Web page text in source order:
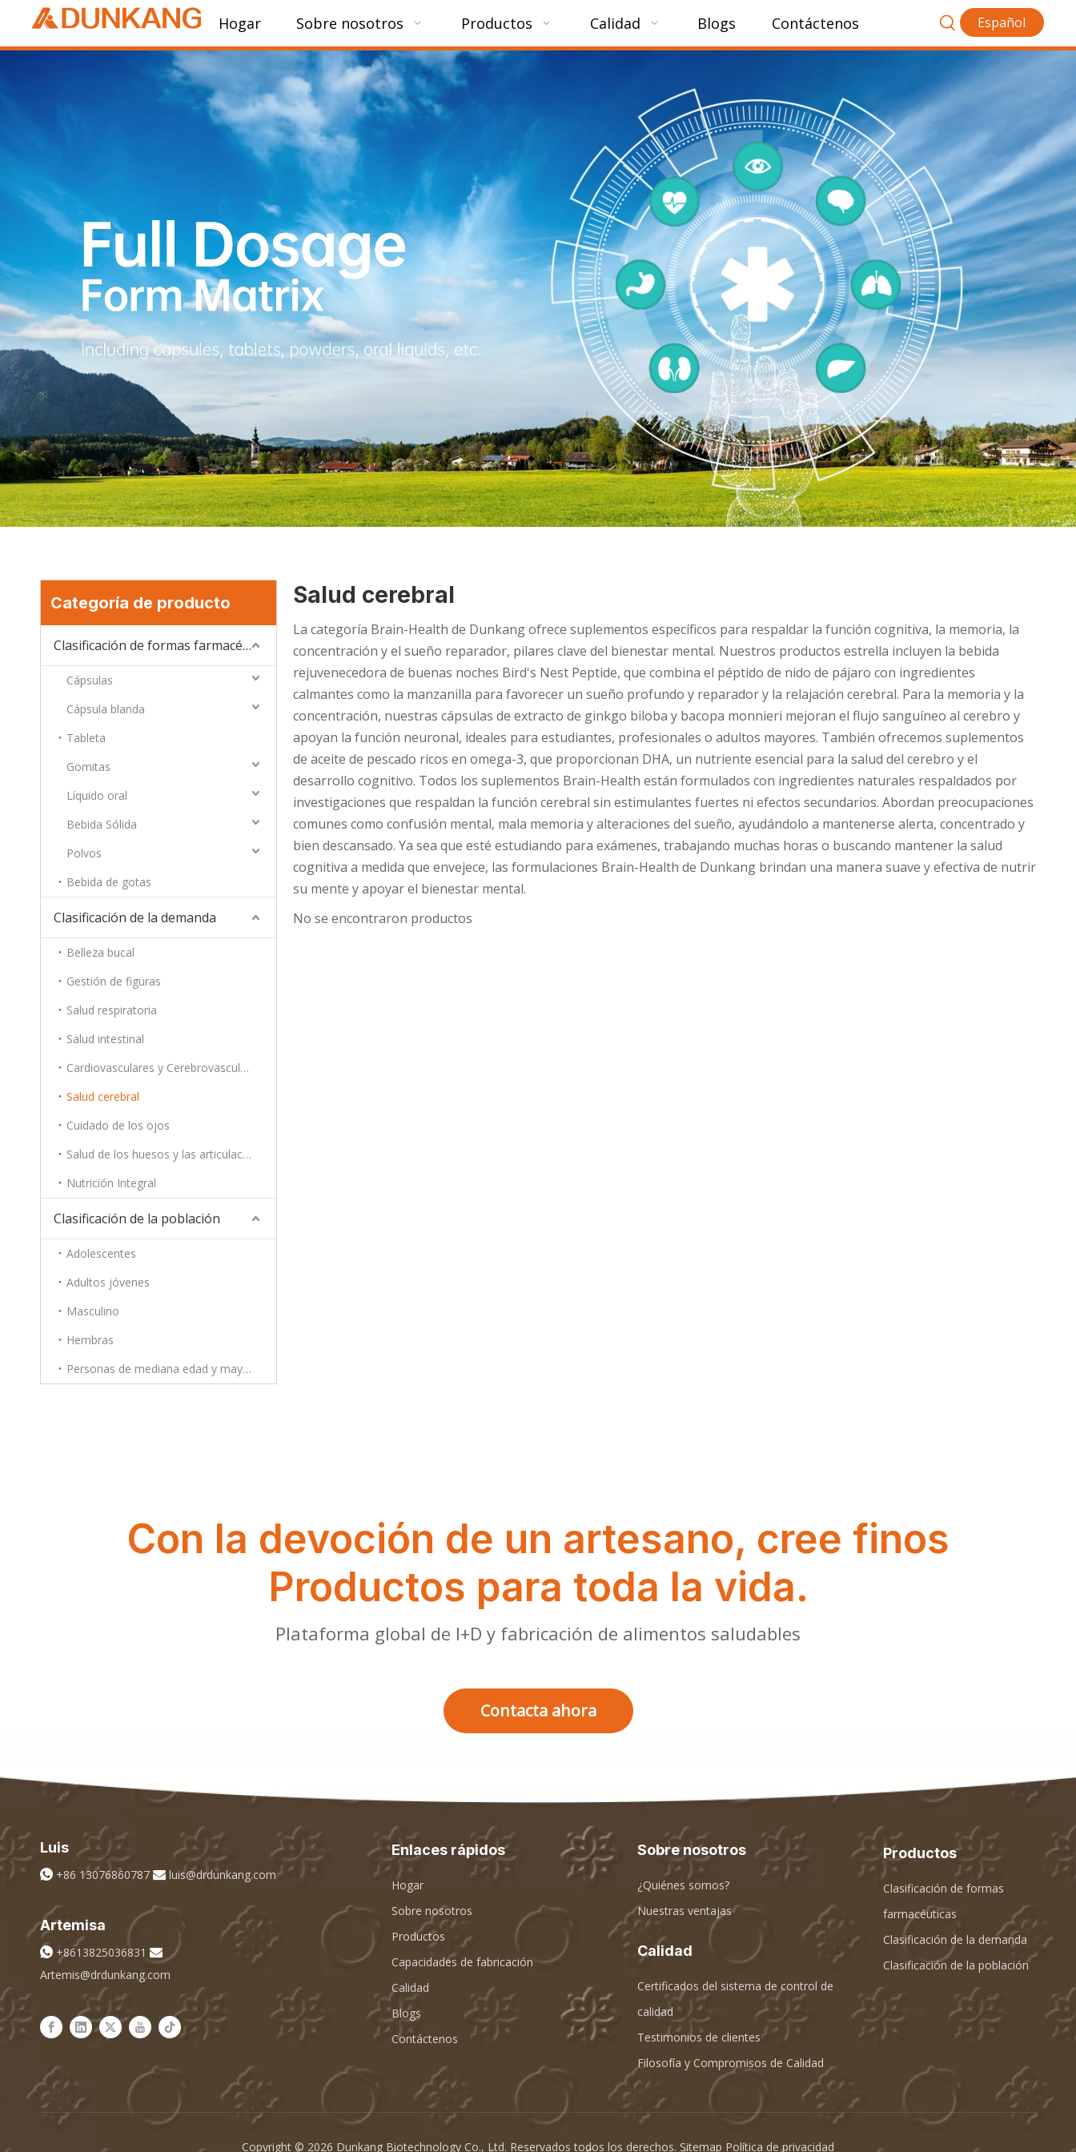
Hogar Sobre nosotros Productos Calidad Blogs Contáctenos Español
Categoría de producto
Clasificación de formas farmacéuticas
Cápsulas
Cápsula blanda
Tableta
Gomitas
Líquido oral
Bebida Sólida
Polvos
Bebida de gotas
Clasificación de la demanda
Belleza bucal
Gestión de figuras
Salud respiratoria
Salud intestinal
Cardiovasculares y Cerebrovasculares
Salud cerebral
Cuidado de los ojos
Salud de los huesos y las articulaciones
Nutrición Integral
Clasificación de la población
Adolescentes
Adultos jóvenes
Masculino
Hembras
Personas de mediana edad y mayores
Salud cerebral
La categoría Brain-Health de Dunkang ofrece suplementos específicos para respaldar la función cognitiva, la memoria, la
concentración y el sueño reparador, pilares clave del bienestar mental. Nuestros productos estrella incluyen la bebida
rejuvenecedora de buenas noches Bird's Nest Peptide, que combina el péptido de nido de pájaro con ingredientes
calmantes como la manzanilla para favorecer un sueño profundo y reparador y la relajación cerebral. Para la memoria y la
concentración, nuestras cápsulas de extracto de ginkgo biloba y bacopa monnieri mejoran el flujo sanguíneo al cerebro y
apoyan la función neuronal, ideales para estudiantes, profesionales o adultos mayores. También ofrecemos suplementos
de aceite de pescado ricos en omega-3, que proporcionan DHA, un nutriente esencial para la salud del cerebro y el
desarrollo cognitivo. Todos los suplementos Brain-Health están formulados con ingredientes naturales respaldados por
investigaciones que respaldan la función cerebral sin estimulantes fuertes ni efectos secundarios. Abordan preocupaciones
comunes como confusión mental, mala memoria y alteraciones del sueño, ayudándolo a mantenerse alerta, concentrado y
bien descansado. Ya sea que esté estudiando para exámenes, trabajando muchas horas o buscando mantener la salud
cognitiva a medida que envejece, las formulaciones Brain-Health de Dunkang brindan una manera suave y efectiva de nutrir
su mente y apoyar el bienestar mental.
No se encontraron productos
Con la devoción de un artesano, cree finos
Productos para toda la vida.
Plataforma global de I+D y fabricación de alimentos saludables
Contacta ahora
Luis
 +86 13076860787  luis@drdunkang.com
Artemisa
 +8613825036831 
Artemis@drdunkang.com
Enlaces rápidos
Hogar
Sobre nosotros
Productos
Capacidades de fabricación
Calidad
Blogs
Contáctenos
Sobre nosotros
¿Quiénes somos?
Nuestras ventajas
Calidad
Certificados del sistema de control de
calidad
Testimonios de clientes
Filosofía y Compromisos de Calidad
Productos
Clasificación de formas
farmacéuticas
Clasificación de la demanda
Clasificación de la población
Copyright © 2026 Dunkang Biotechnology Co., Ltd. Reservados todos los derechos. Sitemap Política de privacidad